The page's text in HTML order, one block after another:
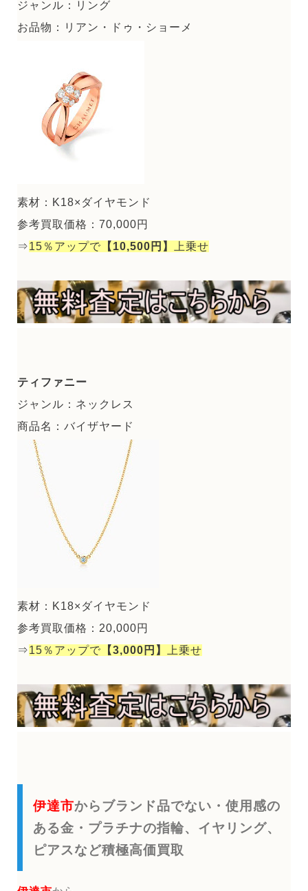
ジャンル：リング
お品物：リアン・ドゥ・ショーメ
素材：K18×ダイヤモンド
参考買取価格：70,000円
⇒15％アップで 【10,500円】 上乗せ
ティファニー
ジャンル：ネックレス
商品名：バイザヤード
素材：K18×ダイヤモンド
参考買取価格：20,000円
⇒15％アップで 【3,000円】 上乗せ
伊達市からブランド品でない・使用感の
ある金・プラチナの指輪、イヤリング、
ピアスなど積極高価買取